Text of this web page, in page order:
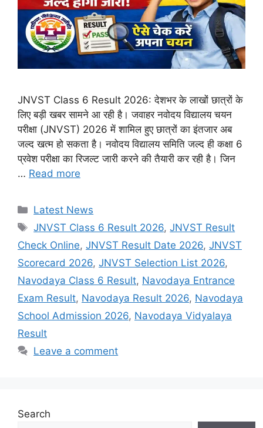
JNVST Class 6 Result 2026: देशभर के लाखों छात्रों के
लिए बड़ी खबर सामने आ रही है। जवाहर नवोदय विद्यालय चयन
परीक्षा (JNVST) 2026 में शामिल हुए छात्रों का इंतजार अब
जल्द खत्म हो सकता है। नवोदय विद्यालय समिति जल्द ही कक्षा 6
प्रवेश परीक्षा का रिजल्ट जारी करने की तैयारी कर रही है। जिन
… Read more
Categories
Latest News
Tags
JNVST Class 6 Result 2026,JNVST Result
Check Online, JNVST Result Date 2026, JNVST
Scorecard 2026, JNVST Selection List 2026,
Navodaya Class 6 Result, Navodaya Entrance
Exam Result, Navodaya Result 2026, Navodaya
School Admission 2026, Navodaya Vidyalaya
Result
Leave a comment
Search